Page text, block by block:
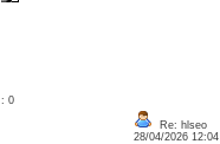
: 0
Re: hlseo
28/04/2026